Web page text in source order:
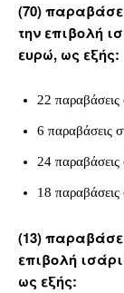
(70)
την επιβολή
ευρώ, ως εξής:
22 παραβάσεις
6 παραβάσεις
24 παραβάσεις
18 παραβάσεις
(13)
επιβολή
ως εξής: